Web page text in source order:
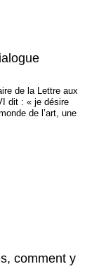
de la Lettre aux
dit : « je désire
de l’art, une
comment y